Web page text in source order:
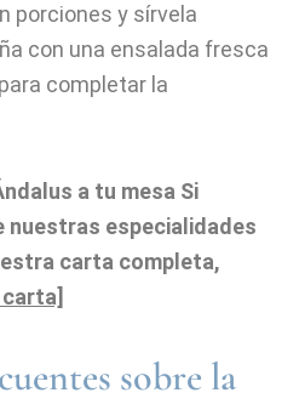
porciones y sírvela
con una ensalada fresca
completar la
a tu mesa Si
especialidades
carta completa,
carta]
sobre la